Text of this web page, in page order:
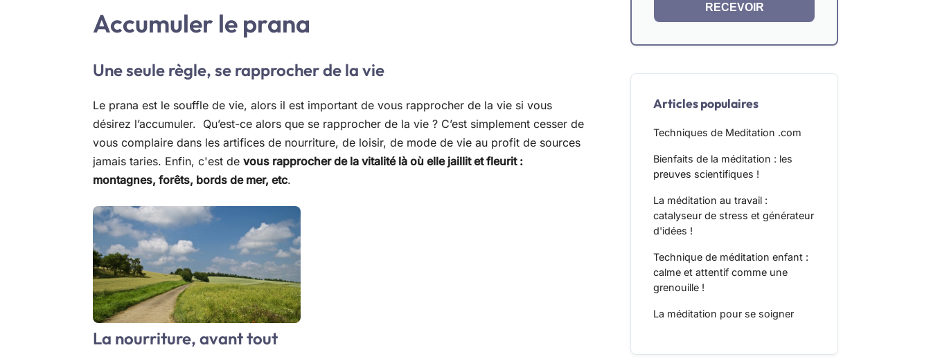
Accumuler le prana
Une seule règle, se rapprocher de la vie
Le prana est le souffle de vie, alors il est important de vous rapprocher de la vie si vous
désirez l’accumuler. Qu’est-ce alors que se rapprocher de la vie ? C’est simplement cesser de
vous complaire dans les artifices de nourriture, de loisir, de mode de vie au profit de sources
jamais taries. Enfin, c'est de vous rapprocher de la vitalité là où elle jaillit et fleurit :
montagnes, forêts, bords de mer, etc.
La nourriture, avant tout
RECEVOIR
Articles populaires
Techniques de Meditation .com
Bienfaits de la méditation : les
preuves scientifiques !
La méditation au travail :
catalyseur de stress et générateur
d'idées !
Technique de méditation enfant :
calme et attentif comme une
grenouille !
La méditation pour se soigner